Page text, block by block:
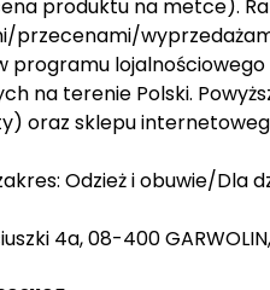
produktu na metce).
przecenami/
programu lojalnościowego
na terenie Polski.
oraz sklepu
Odzież i obuwie/Dla
4a, 08-400